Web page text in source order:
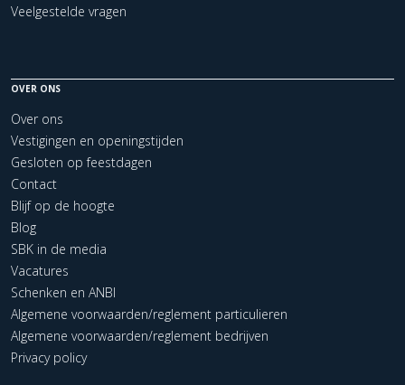
Veelgestelde vragen
OVER ONS
Over ons
Vestigingen en openingstijden
Gesloten op feestdagen
Contact
Blijf op de hoogte
Blog
SBK in de media
Vacatures
Schenken en ANBI
Algemene voorwaarden/reglement particulieren
Algemene voorwaarden/reglement bedrijven
Privacy policy